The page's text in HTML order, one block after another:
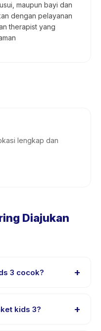
maupun bayi dan
dengan pelayanan
therapist yang
lengkap dan
Diajukan
3 cocok? +
untuk berbagai
usia ini sehingga
kids 3? +